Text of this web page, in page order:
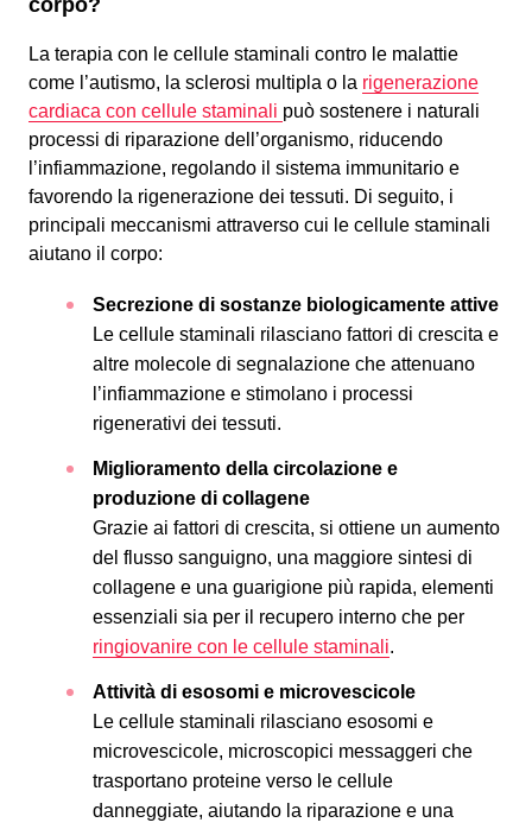
corpo?
La terapia con le cellule staminali contro le malattie
come l’autismo, la sclerosi multipla o la rigenerazione
cardiaca con cellule staminali può sostenere i naturali
processi di riparazione dell’organismo, riducendo
l’infiammazione, regolando il sistema immunitario e
favorendo la rigenerazione dei tessuti. Di seguito, i
principali meccanismi attraverso cui le cellule staminali
aiutano il corpo:
Secrezione di sostanze biologicamente attive
Le cellule staminali rilasciano fattori di crescita e
altre molecole di segnalazione che attenuano
l’infiammazione e stimolano i processi
rigenerativi dei tessuti.
Miglioramento della circolazione e
produzione di collagene
Grazie ai fattori di crescita, si ottiene un aumento
del flusso sanguigno, una maggiore sintesi di
collagene e una guarigione più rapida, elementi
essenziali sia per il recupero interno che per
ringiovanire con le cellule staminali.
Attività di esosomi e microvescicole
Le cellule staminali rilasciano esosomi e
microvescicole, microscopici messaggeri che
trasportano proteine verso le cellule
danneggiate, aiutando la riparazione e una